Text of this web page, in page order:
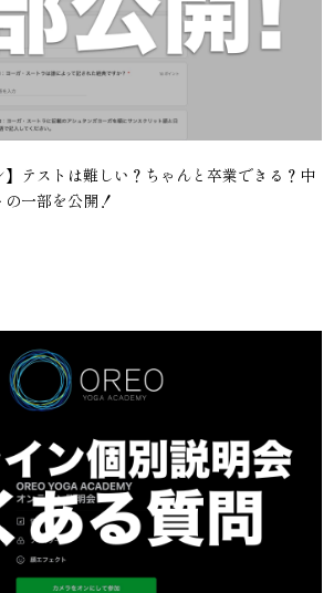
】テストは難しい？ちゃんと卒業できる？中
一部を公開！